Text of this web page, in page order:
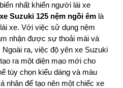
nhất khiến người lái xe
Suzuki 125 nệm ngồi êm là
xe. Với việc sử dụng nệm
nhận được sự thoải mái và
ra, việc độ yên xe Suzuki
ra một diện mạo mới cho
tùy chọn kiểu dáng và màu
nhân để tạo nên một chiếc xe